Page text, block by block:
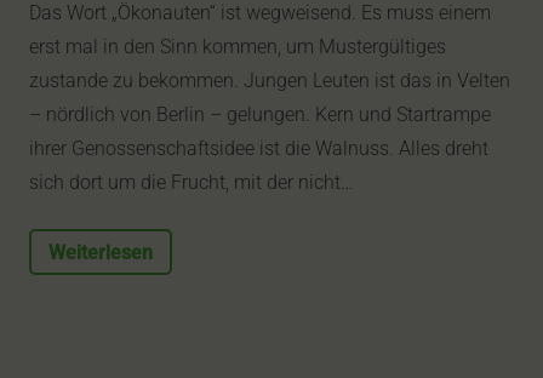
Das Wort „Ökonauten“ ist wegweisend. Es muss einem
erst mal in den Sinn kommen, um Mustergültiges
zustande zu bekommen. Jungen Leuten ist das in Velten
– nördlich von Berlin – gelungen. Kern und Startrampe
ihrer Genossenschaftsidee ist die Walnuss. Alles dreht
sich dort um die Frucht, mit der nicht…
Weiterlesen